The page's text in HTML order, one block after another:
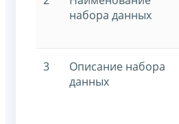
набора данных
3
Описание набора
данных